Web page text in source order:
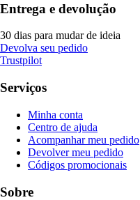
Entrega e devolução
30 dias para mudar de ideia
Devolva seu pedido
Trustpilot
Serviços
Minha conta
Centro de ajuda
Acompanhar meu pedido
Devolver meu pedido
Códigos promocionais
Sobre